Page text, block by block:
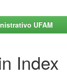
UFAM
Index